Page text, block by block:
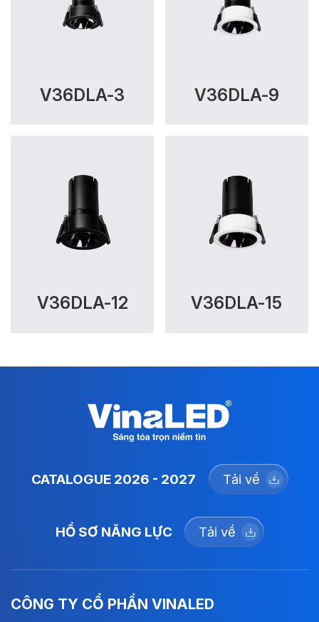
V36DLA-3 V36DLA-9
V36DLA-12 V36DLA-15
CATALOGUE 2026 - 2027 Tải về
HỒ SƠ NĂNG LỰC Tải về
CÔNG TY CỔ PHẦN VINALED